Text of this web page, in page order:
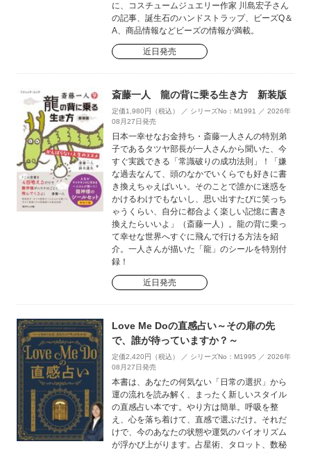
に、コスチュームジュエリー作家 川島宏子さん
の記事、誕生石のハンドストラップ、ビーズQ＆
A、商品情報などビーズの情報が満載。
近日発売
斎藤一人 龍の背に乗る生き方 新装版
定価1,980円（税込） ／ シリーズNo：M1991 ／ 2026年
08月27日発売
日本一幸せなお金持ち・斎藤一人さんの特別弟
子であるタツヤ部長が一人さんから聞いた、今
すぐ実践できる「常識破りの成功法則」！「嫌
な過去なんて、頭のなかでいくらでも好きに書
き換えちゃえばいい。そのことで誰かに迷惑を
かけるわけでもないし、思い出すたびに笑っち
ゃうくらい、自分に都合よく楽しい記憶に書き
換えたらいいよ」（斎藤一人）。龍の背に乗っ
て幸せな世界へすぐに飛んで行ける方法を紹
介。一人さんが描いた「龍」のシールを特別付
録！
近日発売
Love Me Doの直感占い～その扉の先
で、誰が待っていますか？～
定価2,420円（税込） ／ シリーズNo：M1995 ／ 2026年
08月27日発売
本書は、あなたの何気ない「日常の選択」から
運の流れを読み解く、まったく新しいスタイル
の直感占い本です。やり方は簡単。呼吸を整
え、心を落ち着けて、直感で選ぶだけ。それだ
けで、今のあなたの状態や運気のバイオリズム
が浮かび上がります。占星術、タロット、数秘